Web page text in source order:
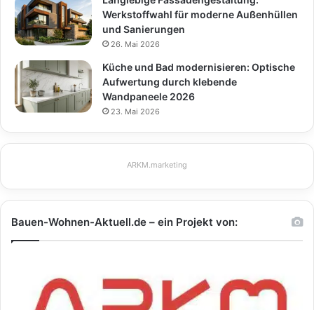
Werkstoffwahl für moderne Außenhüllen
und Sanierungen
26. Mai 2026
Küche und Bad modernisieren: Optische
Aufwertung durch klebende
Wandpaneele 2026
23. Mai 2026
ARKM.marketing
Bauen-Wohnen-Aktuell.de – ein Projekt von: